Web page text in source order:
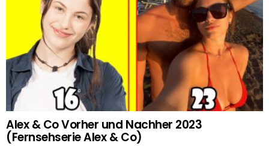
Alex & Co Vorher und Nachher 2023
(Fernsehserie Alex & Co)